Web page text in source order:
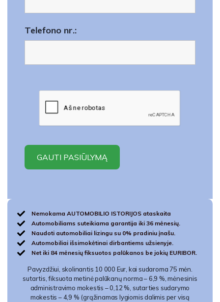
Telefono nr.:
Nemokama AUTOMOBILIO ISTORIJOS ataskaita
Automobiliams suteikiama garantija iki 36 mėnesių.
Naudoti automobiliai lizingu su 0% pradiniu įnašu.
Automobiliai išsimokėtinai dirbantiems užsienyje.
Net iki 84 mėnesių fiksuotos palūkanos be jokių EURIBOR.
Pavyzdžiui, skolinantis 10 000 Eur, kai sudaroma 75 mėn.
sutartis, fiksuota metinė palūkanų norma – 6,9 %, mėnesinis
administravimo mokestis – 0,12 %, sutarties sudarymo
mokestis – 4,9 % (grąžinamas lygiomis dalimis per visą